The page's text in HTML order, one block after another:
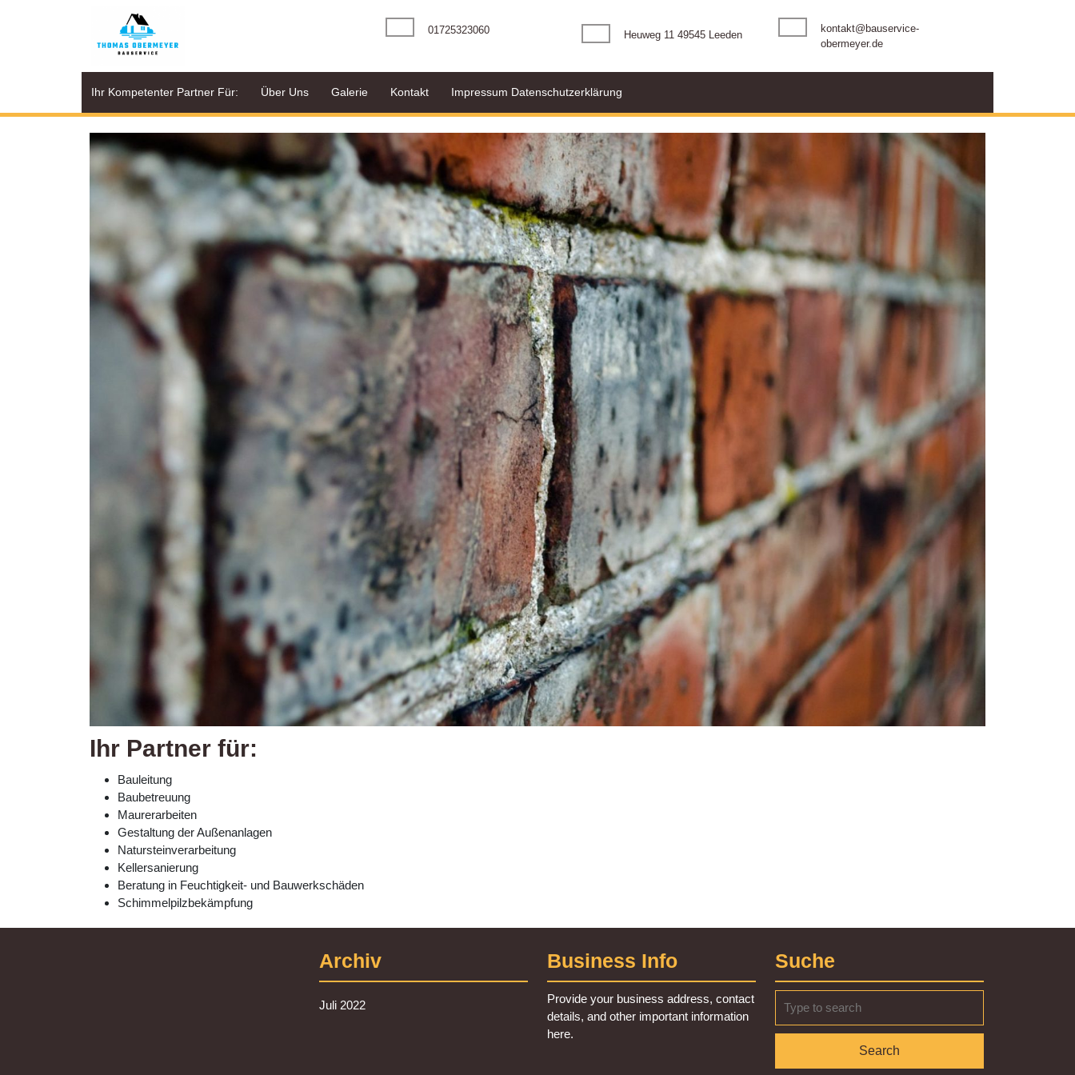
01725323060Telefonnummer
Heuweg 11 49545 Leeden
kontakt@bauservice-
obermeyer.de
Ihr Kompetenter Partner Für: Über Uns Galerie Kontakt Impressum Datenschutzerklärung
Ihr Partner für:
Bauleitung
Baubetreuung
Maurerarbeiten
Gestaltung der Außenanlagen
Natursteinverarbeitung
Kellersanierung
Beratung in Feuchtigkeit- und Bauwerkschäden
Schimmelpilzbekämpfung
Archiv
Juli 2022
Business Info
Provide your business address, contact
details, and other important information
here.
Suche
for: